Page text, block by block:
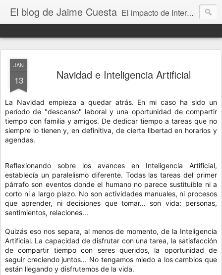
El blog de Jaime Cuesta El impacto de Internet en la sociedad visto con mis propios ojos
JAN
13 Navidad e Inteligencia Artificial
La Navidad empieza a quedar atrás. En mi caso ha sido un
período de "descanso" laboral y una oportunidad de compartir
tiempo con familia y amigos. De dedicar tiempo a tareas que no
siempre lo tienen y, en definitiva, de cierta libertad en horarios y
agendas.
Reflexionando sobre los avances en Inteligencia Artificial,
establecía un paralelismo diferente. Todas las tareas del primer
párrafo son eventos donde el humano no parece sustituible ni a
corto ni a largo plazo. No son actividades manuales, ni procesos
que aprender, ni decisiones que tomar... son vida: personas,
sentimientos, relaciones...
Quizás eso nos separa, al menos de momento, de la Inteligencia
Artificial. La capacidad de disfrutar con una tarea, la satisfacción
de compartir tiempo con seres queridos, la oportunidad de
seguir creciendo juntos... No tengamos miedo a los cambios que
están llegando y disfrutemos de la vida.